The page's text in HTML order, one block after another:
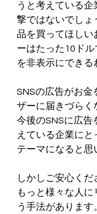
うと考えている
撃ではないでしょ
品を買ってほしい
ーはたった10ド
を非表示にできる
SNSの広告がお金
ザーに届きづらく
今後のSNSに広告
えている企業に
テーマになると思
しかしご安心くだ
もっと様々な人
う手法があります